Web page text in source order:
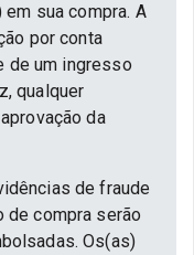
sua compra. A
por conta
de um ingresso
qualquer
da
de fraude
de compra serão
Os(as)